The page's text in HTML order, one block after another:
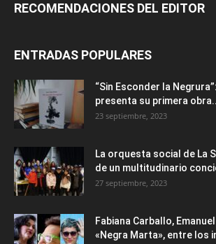
RECOMENDACIONES DEL EDITOR
ENTRADAS POPULARES
“Sin Esconder la
presenta su primera
23 septiembre, 2023
La orquesta social de La
de un multitudinario
27 septiembre, 2023
Fabiana Carballo,
«Negra Marta», entre los